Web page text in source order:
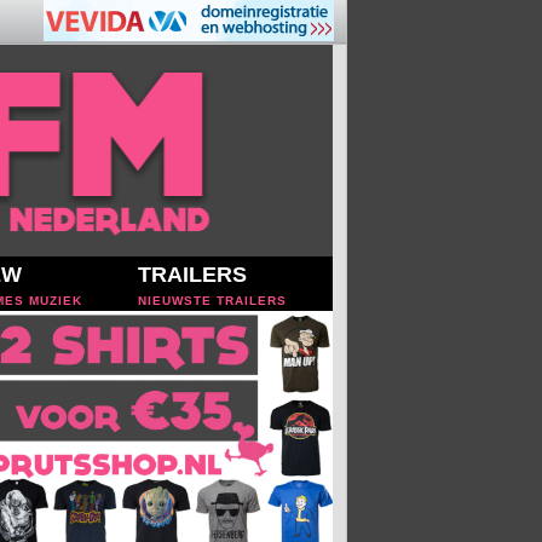
MUZIEK
TRAILERS
NIEUWSTE TRAILERS